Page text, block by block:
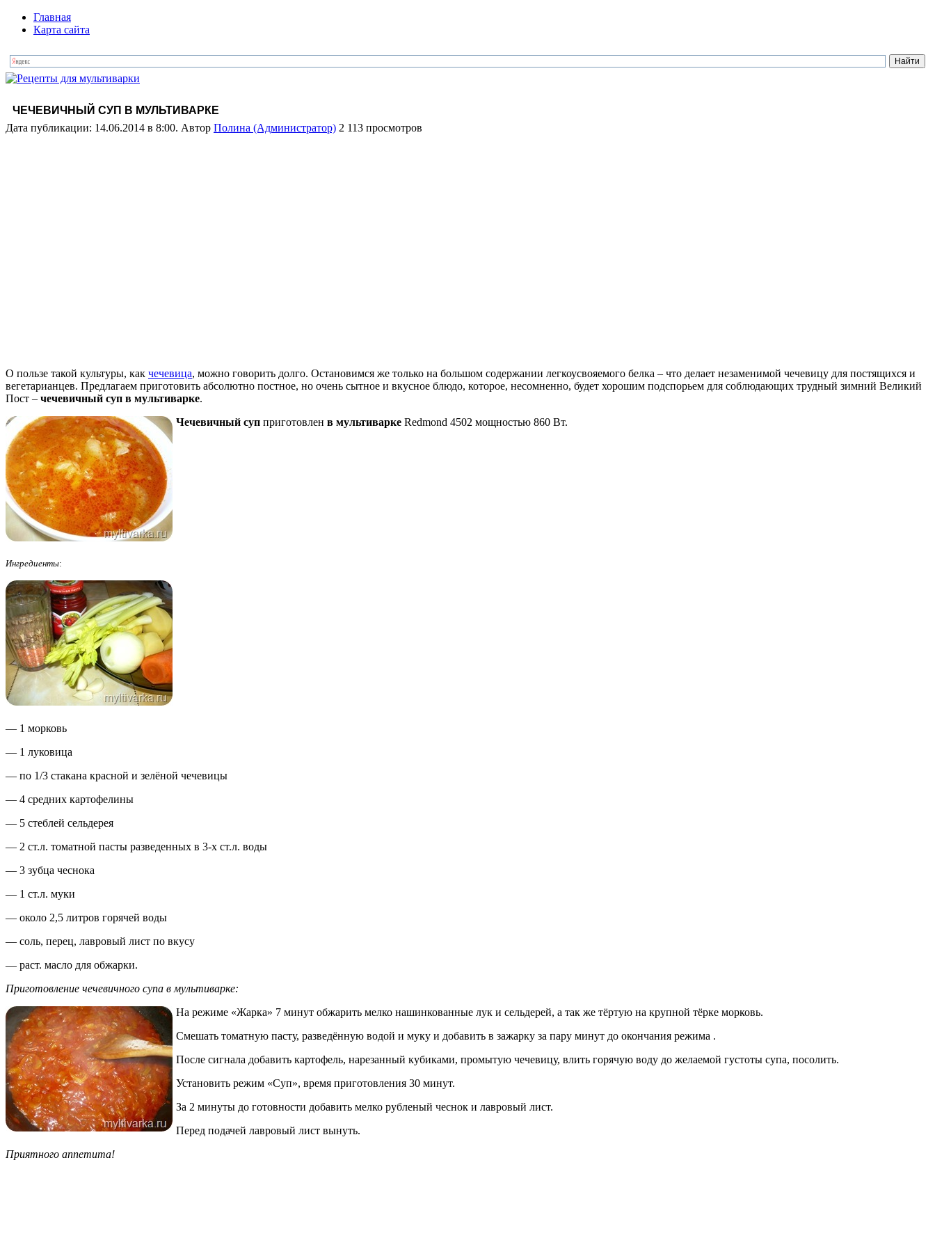
Главная
Карта сайта
ЧЕЧЕВИЧНЫЙ СУП В МУЛЬТИВАРКЕ
Дата публикации: 14.06.2014 в 8:00. Автор Полина (Администратор) 2 113 просмотров
О пользе такой культуры, как чечевица, можно говорить долго. Остановимся же только на большом содержании легкоусвояемого белка – что делает незаменимой чечевицу для постящихся и
вегетарианцев. Предлагаем приготовить абсолютно постное, но очень сытное и вкусное блюдо, которое, несомненно, будет хорошим подспорьем для соблюдающих трудный зимний Великий
Пост – чечевичный суп в мультиварке.
Чечевичный суп приготовлен в мультиварке Redmond 4502 мощностью 860 Вт.
Ингредиенты:
— 1 морковь
— 1 луковица
— по 1/3 стакана красной и зелёной чечевицы
— 4 средних картофелины
— 5 стеблей сельдерея
— 2 ст.л. томатной пасты разведенных в 3-х ст.л. воды
— 3 зубца чеснока
— 1 ст.л. муки
— около 2,5 литров горячей воды
— соль, перец, лавровый лист по вкусу
— раст. масло для обжарки.
Приготовление чечевичного супа в мультиварке:
На режиме «Жарка» 7 минут обжарить мелко нашинкованные лук и сельдерей, а так же тёртую на крупной тёрке морковь.
Смешать томатную пасту, разведённую водой и муку и добавить в зажарку за пару минут до окончания режима .
После сигнала добавить картофель, нарезанный кубиками, промытую чечевицу, влить горячую воду до желаемой густоты супа, посолить.
Установить режим «Суп», время приготовления 30 минут.
За 2 минуты до готовности добавить мелко рубленый чеснок и лавровый лист.
Перед подачей лавровый лист вынуть.
Приятного аппетита!